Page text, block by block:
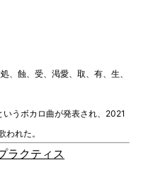
、蝕、受、渇愛、取、有、生、
うボカロ曲が発表され、2021
れた。
ラクティス